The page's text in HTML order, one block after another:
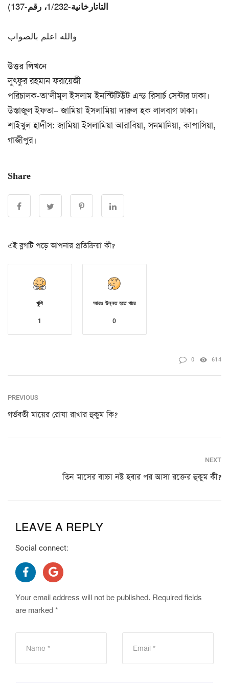
التاتارخانية-1/232، رقم-137)
والله اعلم بالصواب
উত্তর লিখনে
লুৎফুর রহমান ফরায়েজী
পরিচালক-তা’লীমুল ইসলাম ইনস্টিটিউট এন্ড রিসার্চ সেন্টার ঢাকা।
উস্তাজুল ইফতা– জামিয়া ইসলামিয়া দারুল হক লালবাগ ঢাকা।
শাইখুল হাদীস: জামিয়া ইসলামিয়া আরাবিয়া, সনমানিয়া, কাপাসিয়া,
গাজীপুর।
Share
এই ব্লগটি পড়ে আপনার প্রতিক্রিয়া কী?
খুশি
1
আরও উন্নত হতে পারে
0
0 614
PREVIOUS
গর্ভবতী মায়ের রোযা রাখার হুকুম কি?
NEXT
তিন মাসের বাচ্চা নষ্ট হবার পর আসা রক্তের হুকুম কী?
LEAVE A REPLY
Social connect:
Your email address will not be published. Required fields
are marked *